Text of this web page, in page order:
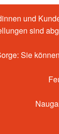
und
sind
Sie